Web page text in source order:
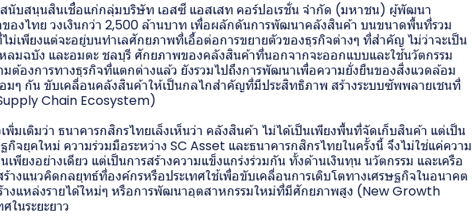
สนับสนุนสินเชื่อแก่กลุ่มบริษัท เอสซี แอสเสท คอร์ปอเรชั่น จำกัด (มหาชน) ผู้พัฒนา
องไทย วงเงินกว่า 2,500 ล้านบาท เพื่อผลักดันการพัฒนาคลังสินค้า บนขนาดพื้นที่รวม
ม่เพียงแต่จะอยู่บนทำเลศักยภาพที่เอื้อต่อการขยายตัวของธุรกิจต่างๆ ที่สำคัญ ไม่ว่าจะเป็น
ลมฉบัง และอมตะ ชลบุรี ศักยภาพของคลังสินค้าที่นอกจากจะออกแบบและใช้นวัตกรรม
ต้องการทางธุรกิจที่แตกต่างแล้ว ยังรวมไปถึงการพัฒนาเพื่อความยั่งยืนของสิ่งแวดล้อม
ๆ กัน ขับเคลื่อนคลังสินค้าให้เป็นกลไกสำคัญที่มีประสิทธิภาพ สร้างระบบซัพพลายเชนที่
Chain Ecosystem)
พิ่มเติมว่า ธนาคารกสิกรไทยเล็งเห็นว่า คลังสินค้า ไม่ได้เป็นเพียงพื้นที่จัดเก็บสินค้า แต่เป็น
จยุคใหม่ ความร่วมมือระหว่าง SC Asset และธนาคารกสิกรไทยในครั้งนี้ จึงไม่ใช่แค่ความ
เพียงอย่างเดียว แต่เป็นการสร้างความแข็งแกร่งร่วมกัน ทั้งด้านเงินทุน นวัตกรรม และเครือ
างแนวคิดกลยุทธ์ที่องค์กรหรือประเทศใช้เพื่อขับเคลื่อนการเติบโตทางเศรษฐกิจในอนาคต
างแหล่งรายได้ใหม่ๆ หรือการพัฒนาอุตสาหกรรมใหม่ที่มีศักยภาพสูง (New Growth
ในระยะยาว